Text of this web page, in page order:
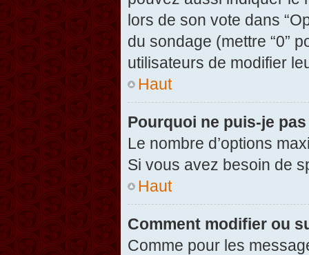
lors de son vote dans
du sondage (mettre “0”
utilisateurs de modifier
Haut
Pourquoi ne puis-je
Le nombre d’options
Si vous avez besoin de
Haut
Comment modifier ou
Comme pour les